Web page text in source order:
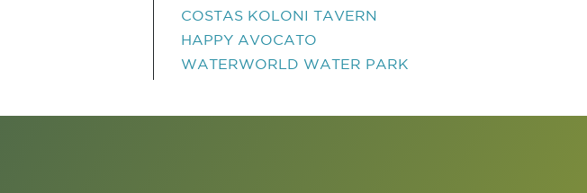
COSTAS KOLONI TAVERN
HAPPY AVOCATO
WATERWORLD WATER PARK